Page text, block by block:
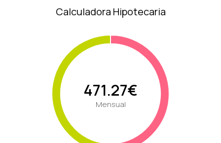
Calculadora Hipotecaria
471.27€
Mensual